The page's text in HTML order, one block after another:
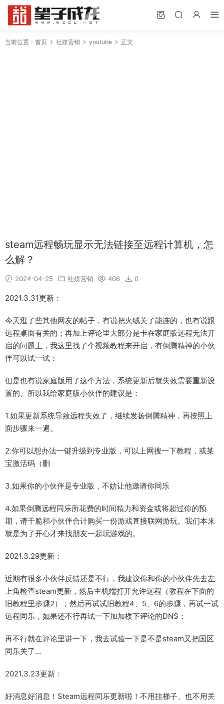
当前位置： 首页 社媒营销 youtube 正文
steam远程畅玩显示无法链接至远程计算机，怎
么解？
2024-04-25 社媒营销 406 0
2021.3.31更新：
今天逛了些其他网友的帖子，有说把火绒关了能连的，也有说跟
远程桌面有关的；再加上评论里大部分是卡在家庭版远程无法开
启的问题上，我这里找了个视频教程来开启，有倒腾精神的小伙
伴可以试一试：
但是也有说家庭版用了这个方法，系统更新后就失效需要重新设
置的。所以我给家庭版小伙伴的建议是：
1.如果更新系统导致远程失效了，继续发扬倒腾精神，再按照上
面步骤来一遍。
2.你可以想办法一键升级到专业版，可以上网搜一下教程，或某
宝激活码（删
3.如果你的小伙伴是专业版，不妨让他邀请你同乐
4.如果倒腾远程同乐所花费的时间精力和资金或将超过你的预
期，请干脆和小伙伴合计购买一份游戏直接联网游玩。我们本来
就是为了开心才来找朋友一起玩游戏的。
2021.3.29更新：
近期有很多小伙伴反馈还是不行，我建议你和你的小伙伴先去左
上角检查steam更新，然后主机端打开允许远程（教程在下面的
旧教程里步骤2）；然后再试试旧教程4、5、6的步骤，再试一试
远程同乐，如果还不行再试一下加加楼下评论的DNS；
再不行就在评论里讲一下，我去试验一下是不是steam又把国区
同乐关了…
2021.3.23更新：
好消息好消息！Steam远程同乐更新啦！不用挂梯子、也不用关